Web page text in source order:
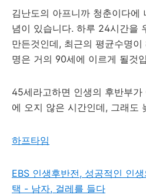
김난도의 아프니까 청춘이다에
념이 있습니다. 하루 24시간을
만든것인데, 최근의 평균수명
명은 거의 90세에 이르게 될것
45세라고하면 인생의 후반부
에 오지 않은 시간인데, 그래도
하프타임
EBS 인생후반전, 성공적인 인
택 - 남자, 걸레를 들다